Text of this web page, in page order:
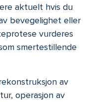
aktuelt hvis du
bevegelighet eller
vurderes
smertestillende
av
operasjon av